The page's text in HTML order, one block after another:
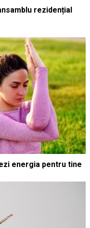
rezidențial
energia pentru tine